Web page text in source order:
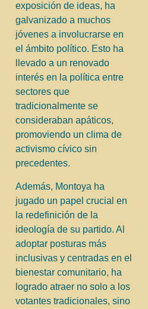
exposición de ideas, ha
galvanizado a muchos
jóvenes a involucrarse en
el ámbito político. Esto ha
llevado a un renovado
interés en la política entre
sectores que
tradicionalmente se
consideraban apáticos,
promoviendo un clima de
activismo cívico sin
precedentes.
Además, Montoya ha
jugado un papel crucial en
la redefinición de la
ideología de su partido. Al
adoptar posturas más
inclusivas y centradas en el
bienestar comunitario, ha
logrado atraer no solo a los
votantes tradicionales, sino